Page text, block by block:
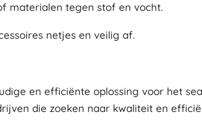
materialen tegen stof en vocht.
netjes en veilig af.
en efficiënte oplossing voor het
die zoeken naar kwaliteit en